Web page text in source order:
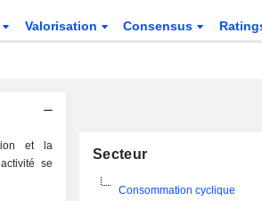
Valorisation Consensus
et la
se
Secteur
Consommation cyclique